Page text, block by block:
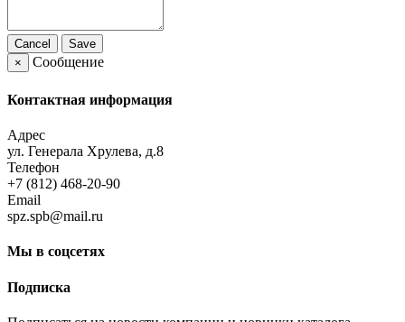
Cancel
Save
×
Сообщение
Контактная информация
Адрес
ул. Генерала Хрулева, д.8
Телефон
+7 (812) 468-20-90
Email
spz.spb@mail.ru
Мы в соцсетях
Подписка